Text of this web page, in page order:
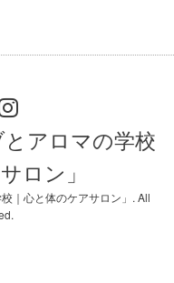
アロマの学校
ロン」
｜心と体のケアサロン」 . All